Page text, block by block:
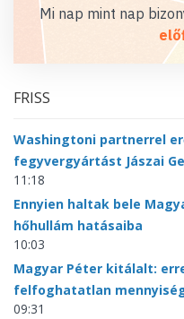
Mi nap mint nap
FRISS
Washingtoni partnerrel
fegyvergyártást Jászai
11:18
Ennyien haltak bele
hőhullám hatásaiba
10:03
Magyar Péter kitálalt:
felfoghatatlan
09:31